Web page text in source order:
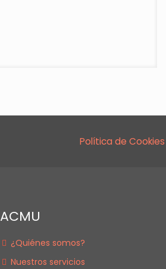
Política de Cookies
ACMU
¿Quiénes somos?
Nuestros servicios